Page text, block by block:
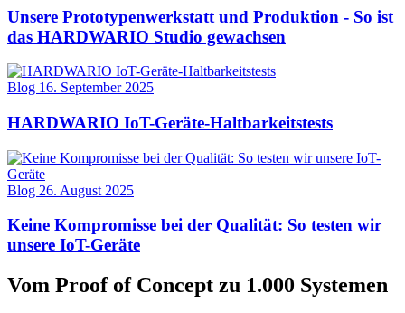
Unsere Prototypenwerkstatt und Produktion - So ist
das HARDWARIO Studio gewachsen
Blog 16. September 2025
HARDWARIO IoT-Geräte-Haltbarkeitstests
Blog 26. August 2025
Keine Kompromisse bei der Qualität: So testen wir
unsere IoT-Geräte
Vom Proof of Concept zu 1.000 Systemen